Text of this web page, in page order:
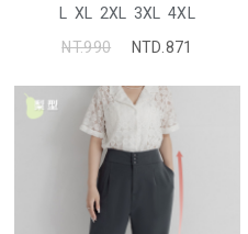
L XL 2XL 3XL 4XL
NT.990
NTD.871